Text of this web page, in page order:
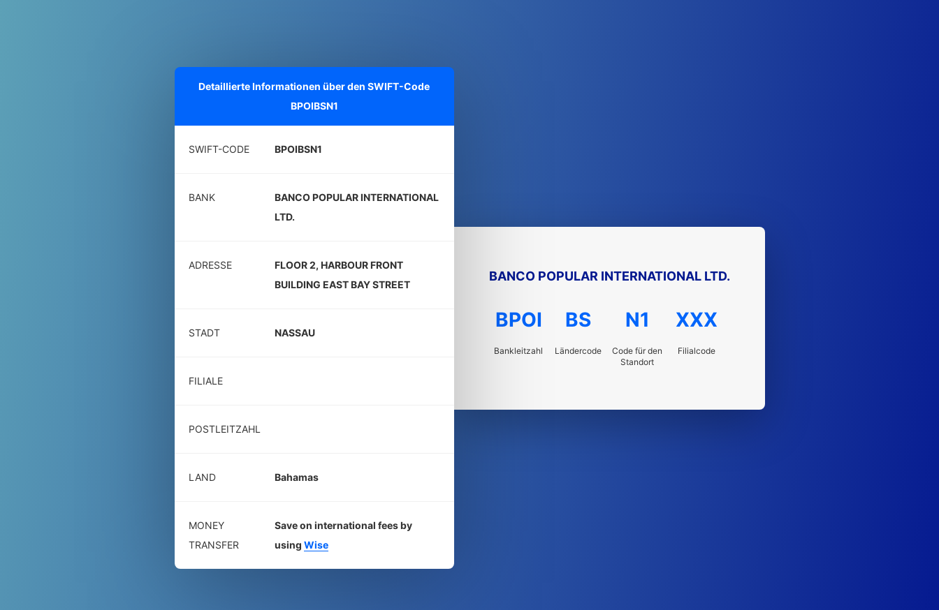
Detaillierte Informationen über den SWIFT-Code
BPOIBSN1
SWIFT-CODE BPOIBSN1
BANK
BANCO POPULAR INTERNATIONAL
LTD.
ADRESSE
FLOOR 2, HARBOUR FRONT
BUILDING EAST BAY STREET
STADT NASSAU
FILIALE
POSTLEITZAHL
LAND Bahamas
MONEY
TRANSFER
Save on international fees by
using Wise
BANCO POPULAR INTERNATIONAL LTD.
BPOI
Bankleitzahl
BS
Ländercode
N1
Code für den
Standort
XXX
Filialcode